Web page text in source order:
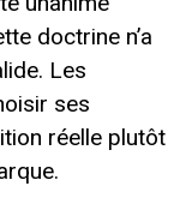
doctrine n’a
Les
ses
réelle plutôt